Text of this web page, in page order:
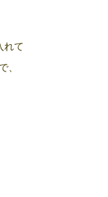
れて
、